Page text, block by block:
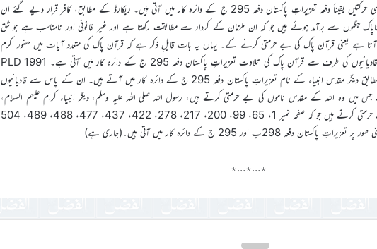
نام کی ہتک کرنے کا موجب بنے گا اور ایسی حرکتیں یقیناً دفعہ تعزیراتِ پاکستان دفعہ 295 ج کے دائرہ کار میں آتی ہیں۔ ریکارڈ کے مطابق، کافر قرار دیے گئے ان
جگہوں سے برآمد ہوئے ہیں جو کہ ان ملزمان کے کردار سے مطابقت رکھتا ہے اور غیر قانونی اور نامناسب ہے جو شق
دفعہ 298 ب کے تحت آتا ہے یعنی قرآن پاک کی بے حرمتی کرنے کے۔ یہاں یہ بات قابلِ ذکر ہے کہ قرآن پاک کی متعدد آیات میں حضور اکرم
صلی اللہ علیہ وسلم کا نام آیا ہے جس میں قادیانیوں کی طرف سے قرآن پاک کی تلاوت تعزیراتِ پاکستان دفعہ 295 ج کے دائرہ کار میں آتی ہے۔ PLD 1991
10 اور PLD 2014 FSC 18 کے مطابق دیگر مقدس انبیاء کے نام تعزیراتِ پاکستان دفعہ 295 ج کے دائرہ کار میں آتے ہیں۔ ان کے پاس سے قادیانیوں
بھی برآمد ہوئی ہے جس میں وہ اللہ کے مقدس ناموں کی بے حرمتی کرتے ہیں، رسول اللہ صلی اللہ علیہ وسلم، دیگر انبیاء کرام علیہم السلام،
قرآن مجید اور دیگر مقدس کتابوں کی بھی بے حرمتی کرتے ہیں جو کہ صفحہ نمبر 1، 65، 99، 200، 217، 278، 422، 437، 477، 488، 489، 504
اور 295 ج کے دائرہ کار میں آتی ہیں۔(جاری ہے)
٭…٭…٭